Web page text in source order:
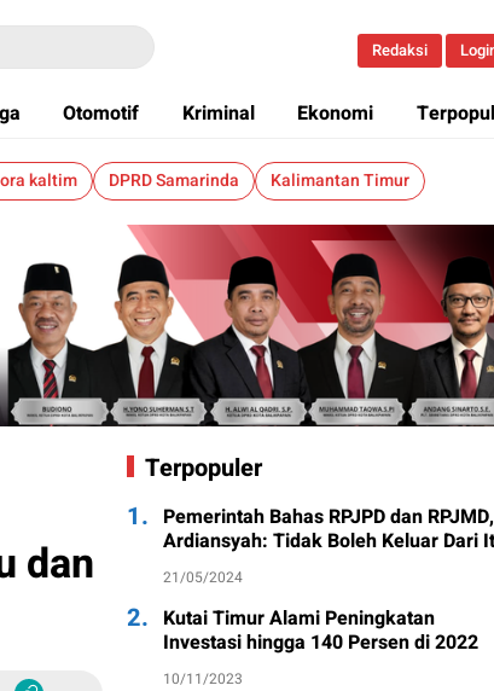
Redaksi
Otomotif Kriminal Ekonomi
kaltim DPRD Samarinda Kalimantan Timur
dan
Terpopuler
1. Pemerintah Bahas RPJPD dan RPJMD,
Ardiansyah: Tidak Boleh Keluar Dari
21/05/2024
2. Kutai Timur Alami Peningkatan
Investasi hingga 140 Persen di 2022
10/11/2023